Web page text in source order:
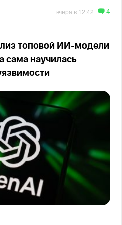
вчера в 12:42 4
топовой ИИ-модели
сама научилась